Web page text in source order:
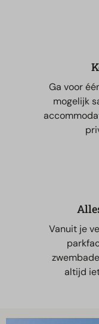
Ga voor
mogelijk
Vanuit je
altijd